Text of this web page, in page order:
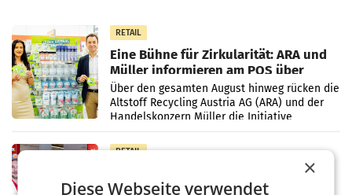
RETAIL
Eine Bühne für Zirkularität: ARA und
Müller informieren am POS über
Kreislauffähigkeit
Über den gesamten August hinweg rücken die
Altstoff Recycling Austria AG (ARA) und der
Handelskonzern Müller die Initiative
„Kreislauf-Helden“ in allen österreichischen
Müller-Filialen
RETAIL
Penny modernisiert zwei Filialen in
Ober- und Niederösterreich
×
Diese Webseite verwendet